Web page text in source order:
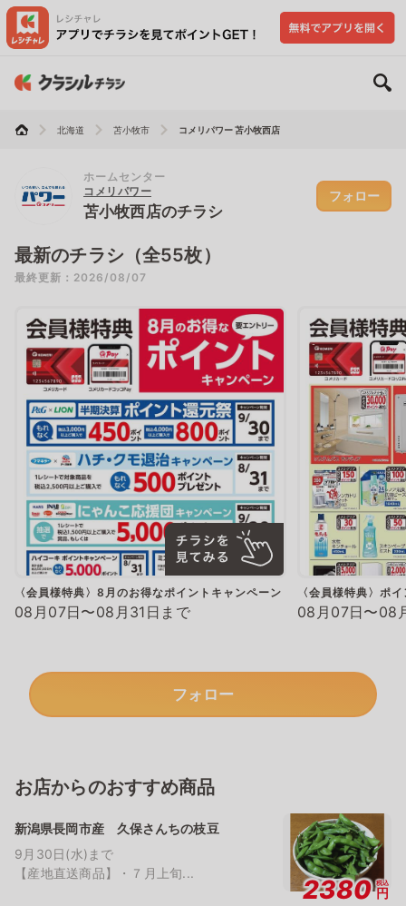
北海道 苫小牧市 コメリパワー 苫小牧西店
ホームセンター
コメリパワー
苫小牧西店のチラシ
フォロー
最新のチラシ（全55枚）
最終更新：2026/08/07
〈会員様特典〉8月のお得なポイントキャンペーン
08月07日〜08月31日まで
〈会員様特典〉ポ
08月07日〜08
フォロー
お店からのおすすめ商品
新潟県長岡市産 久保さんちの枝豆
9月30日(水)まで
【産地直送商品】・７月上旬...
2380 税込
円